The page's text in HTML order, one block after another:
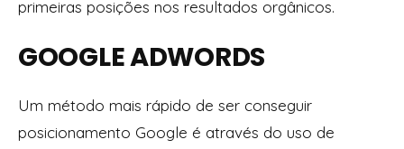
primeiras posições nos resultados orgânicos.
GOOGLE ADWORDS
Um método mais rápido de ser conseguir
posicionamento Google é através do uso de